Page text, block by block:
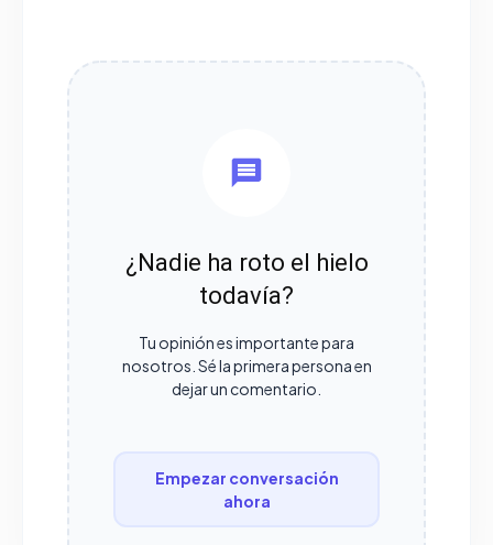
¿Nadie ha roto el hielo
todavía?
Tu opinión es importante para
nosotros. Sé la primera persona en
dejar un comentario.
Empezar conversación
ahora